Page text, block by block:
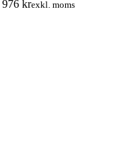
976 krPrisintervall:
exkl. moms